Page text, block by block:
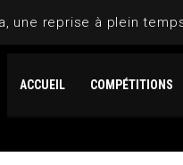
une reprise à plein
ACCUEIL COMPÉTITIONS